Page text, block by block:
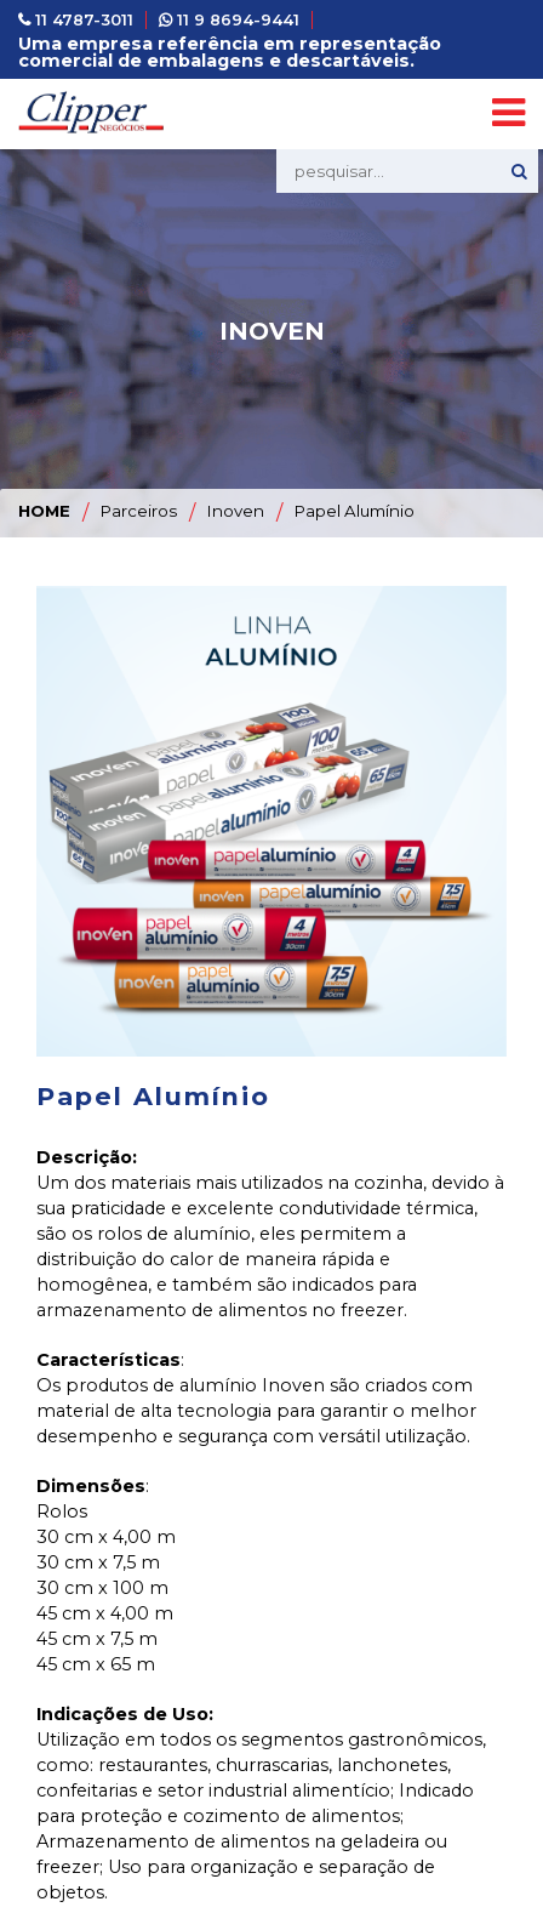
11 4787-3011 11 9 8694-9441
Uma empresa referência em representação
comercial de embalagens e descartáveis.
INOVEN
HOME / Parceiros / Inoven / Papel Alumínio
Papel Alumínio
Descrição:
Um dos materiais mais utilizados na cozinha, devido à
sua praticidade e excelente condutividade térmica,
são os rolos de alumínio, eles permitem a
distribuição do calor de maneira rápida e
homogênea, e também são indicados para
armazenamento de alimentos no freezer.
Características:
Os produtos de alumínio Inoven são criados com
material de alta tecnologia para garantir o melhor
desempenho e segurança com versátil utilização.
Dimensões:
Rolos
30 cm x 4,00 m
30 cm x 7,5 m
30 cm x 100 m
45 cm x 4,00 m
45 cm x 7,5 m
45 cm x 65 m
Indicações de Uso:
Utilização em todos os segmentos gastronômicos,
como: restaurantes, churrascarias, lanchonetes,
confeitarias e setor industrial alimentício; Indicado
para proteção e cozimento de alimentos;
Armazenamento de alimentos na geladeira ou
freezer; Uso para organização e separação de
objetos.